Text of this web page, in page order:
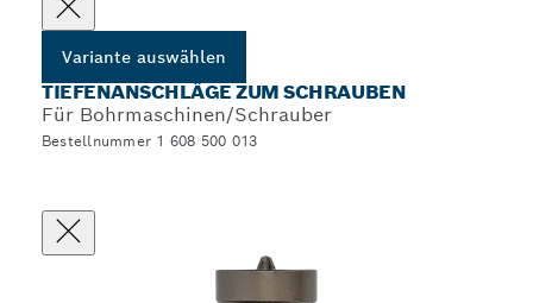
Variante auswählen
TIEFENANSCHLÄGE ZUM SCHRAUBEN
Für Bohrmaschinen/Schrauber
Bestellnummer 1 608 500 013